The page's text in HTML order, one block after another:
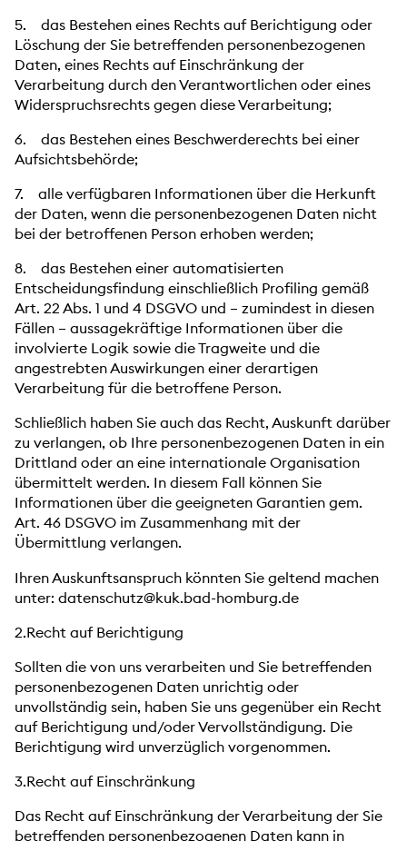
5. das Bestehen eines Rechts auf Berichtigung oder
Löschung der Sie betreffenden personenbezogenen
Daten, eines Rechts auf Einschränkung der
Verarbeitung durch den Verantwortlichen oder eines
Widerspruchsrechts gegen diese Verarbeitung;
6. das Bestehen eines Beschwerderechts bei einer
Aufsichtsbehörde;
7. alle verfügbaren Informationen über die Herkunft
der Daten, wenn die personenbezogenen Daten nicht
bei der betroffenen Person erhoben werden;
8. das Bestehen einer automatisierten
Entscheidungsfindung einschließlich Profiling gemäß
Art. 22 Abs. 1 und 4 DSGVO und – zumindest in diesen
Fällen – aussagekräftige Informationen über die
involvierte Logik sowie die Tragweite und die
angestrebten Auswirkungen einer derartigen
Verarbeitung für die betroffene Person.
Schließlich haben Sie auch das Recht, Auskunft darüber
zu verlangen, ob Ihre personenbezogenen Daten in ein
Drittland oder an eine internationale Organisation
übermittelt werden. In diesem Fall können Sie
Informationen über die geeigneten Garantien gem.
Art. 46 DSGVO im Zusammenhang mit der
Übermittlung verlangen.
Ihren Auskunftsanspruch könnten Sie geltend machen
unter: datenschutz@kuk.bad-homburg.de
2.Recht auf Berichtigung
Sollten die von uns verarbeiten und Sie betreffenden
personenbezogenen Daten unrichtig oder
unvollständig sein, haben Sie uns gegenüber ein Recht
auf Berichtigung und/oder Vervollständigung. Die
Berichtigung wird unverzüglich vorgenommen.
3.Recht auf Einschränkung
Das Recht auf Einschränkung der Verarbeitung der Sie
betreffenden personenbezogenen Daten kann in